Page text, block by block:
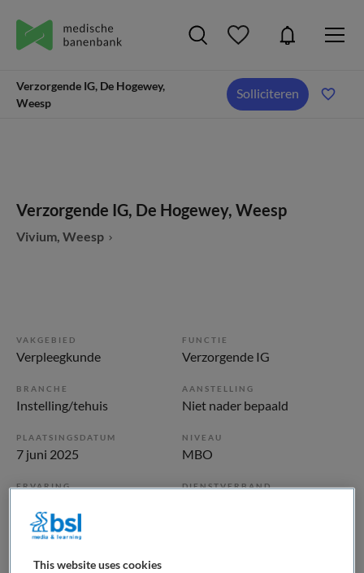
Verzorgende IG, De Hogewey,
Weesp
Solliciteren
Verzorgende IG, De Hogewey, Weesp
Vivium, Weesp
VAKGEBIED
Verpleegkunde
FUNCTIE
Verzorgende IG
BRANCHE
Instelling/tehuis
AANSTELLING
Niet nader bepaald
PLAATSINGSDATUM
7 juni 2025
NIVEAU
MBO
ERVARING DIENSTVERBAND
Vacature niet beschikbaar
This website uses cookies